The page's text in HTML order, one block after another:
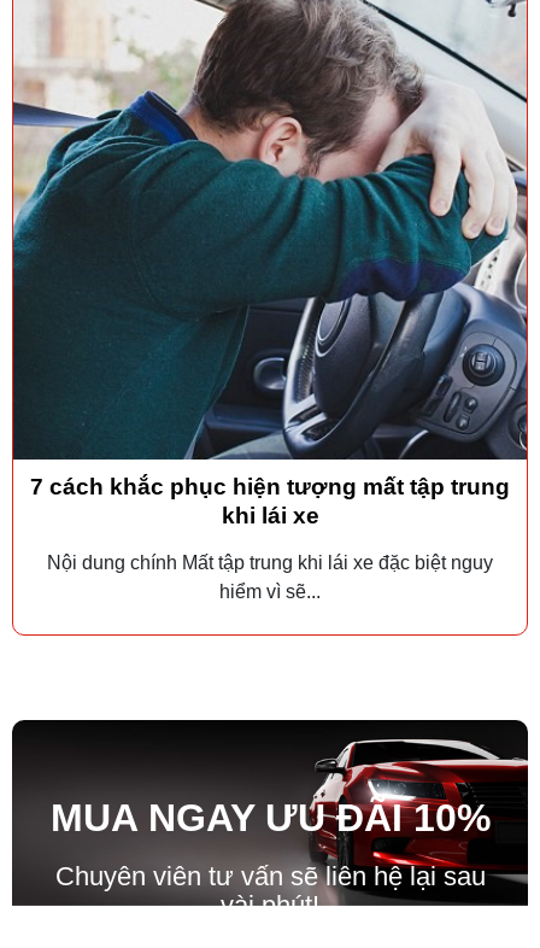
7 cách khắc phục hiện tượng mất tập trung
khi lái xe
Nội dung chính Mất tập trung khi lái xe đặc biệt nguy
hiểm vì sẽ...
MUA NGAY ƯU ĐÃI10%
Chuyên viên tư vấn sẽ liên hệ lại sau
vài phút!